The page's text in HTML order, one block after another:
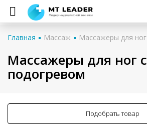
Главная Массаж Массажеры для ног
Массажеры для ног с
подогревом
Подобрать товар